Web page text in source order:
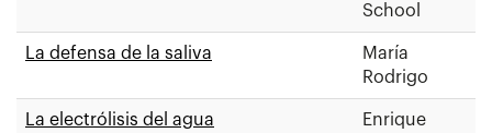
School
La defensa de la saliva
María
Rodrigo
La electrólisis del agua
Enrique